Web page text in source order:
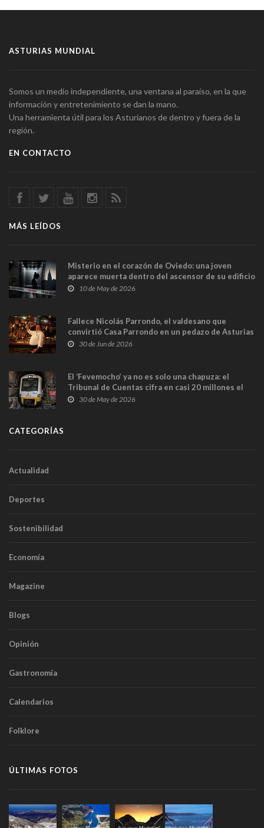
ASTURIAS MUNDIAL
Somos un medio independiente, una ventana al paraíso, en la que
información y entretenimiento se dan la mano.
Una herramienta útil para los Asturianos de dentro y fuera de la
región.
EN CONTACTO
MÁS LEÍDOS
Misterio en el corazón de Oviedo: una joven
aparece muerta dentro del ascensor de su edificio
y las cámaras captan sus últimos minutos
10 de May de 2026
Fallece Nicolás Parrondo, el valdesano que
convirtió Casa Parrondo en un pedazo de Asturias
en Madrid
30 de Jun de 2026
El ‘Fevemocho’ ya no es solo una chapuza: el
Tribunal de Cuentas cifra en casi 20 millones el
sobrecoste de los trenes que no cabían por los
30 de May de 2026
CATEGORÍAS
Actualidad
Deportes
Sostenibilidad
Economía
Magazine
Blogs
Opinión
Gastronomía
Calendarios
Folklore
ÚLTIMAS FOTOS